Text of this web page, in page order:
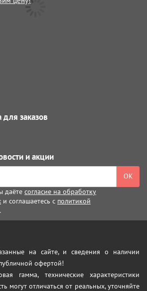
для заказов
и акции
ОК
даёте согласие на обработку
и соглашаетесь с политикой
.
на сайте, и сведения о наличии
офертой!
гамма, технические характеристики
могут отличаться от реальных, уточняйте